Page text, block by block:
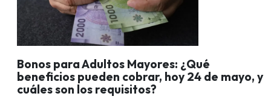
Bonos para Adultos Mayores: ¿Qué
beneficios pueden cobrar, hoy 24 de mayo, y
cuáles son los requisitos?